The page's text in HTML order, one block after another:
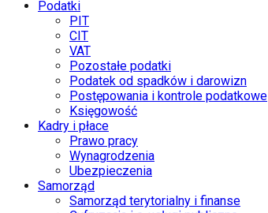
Podatki
PIT
CIT
VAT
Pozostałe podatki
Podatek od spadków i darowizn
Postępowania i kontrole podatkowe
Księgowość
Kadry i płace
Prawo pracy
Wynagrodzenia
Ubezpieczenia
Samorząd
Samorząd terytorialny i finanse